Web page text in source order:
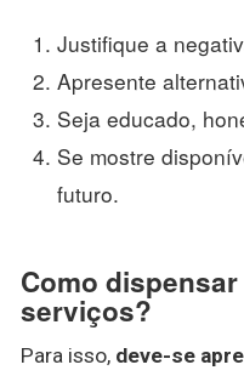
Justifique a
Apresente
Seja educado,
Se mostre
futuro.
Como
serviços?
Para isso, deve-se